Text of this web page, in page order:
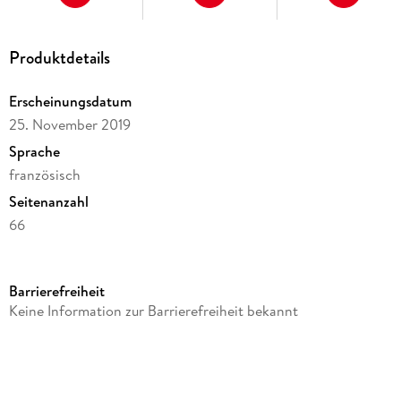
Produktdetails
Erscheinungsdatum
25. November 2019
Sprache
französisch
Seitenanzahl
66
Autor/Autorin
Barrierefreiheit
Keine Information zur Barrierefreiheit bekannt